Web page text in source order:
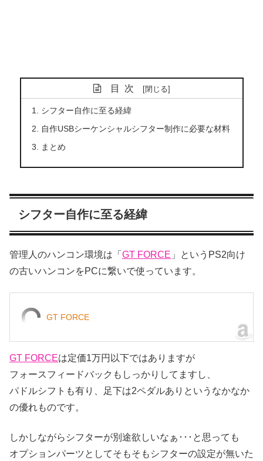
目次
シフター自作に至る経緯
自作USBシーケンシャルシフター制作に必要な材料
まとめ
シフター自作に至る経緯
管理人のハンコン環境は「 GT FORCE 」というPS2向け
の古いハンコンをPCに繋いで使っています。
GT FORCE
GT FORCEは定価1万円以下ではありますが
フォースフィードバックもしっかりしてますし、
パドルシフトも有り、足下は2ペダルありというなかなか
の優れものです。
しかしながらシフターが別途欲しいなぁ･･･と思っても
オプションパーツとしてそもそもシフターの設定が無いた